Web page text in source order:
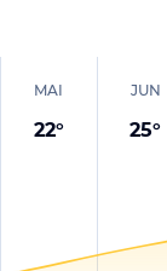
MAI
22°
JUN
25°